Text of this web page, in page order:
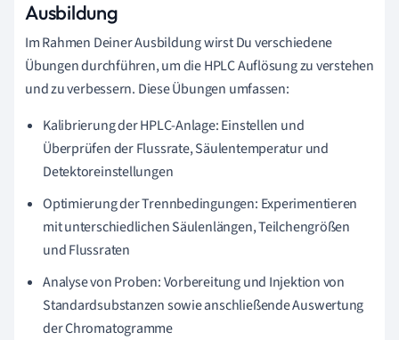
Ausbildung
Im Rahmen Deiner Ausbildung wirst Du verschiedene
Übungen durchführen, um die HPLC Auflösung zu verstehen
und zu verbessern. Diese Übungen umfassen:
Kalibrierung der HPLC-Anlage: Einstellen und
Überprüfen der Flussrate, Säulentemperatur und
Detektoreinstellungen
Optimierung der Trennbedingungen: Experimentieren
mit unterschiedlichen Säulenlängen, Teilchengrößen
und Flussraten
Analyse von Proben: Vorbereitung und Injektion von
Standardsubstanzen sowie anschließende Auswertung
der Chromatogramme